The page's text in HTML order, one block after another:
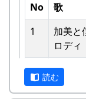
私達メシポ
ガーの“坂庭
中、毎年優秀
No 歌
1
加美と
ロディ
2 歌おう
読む